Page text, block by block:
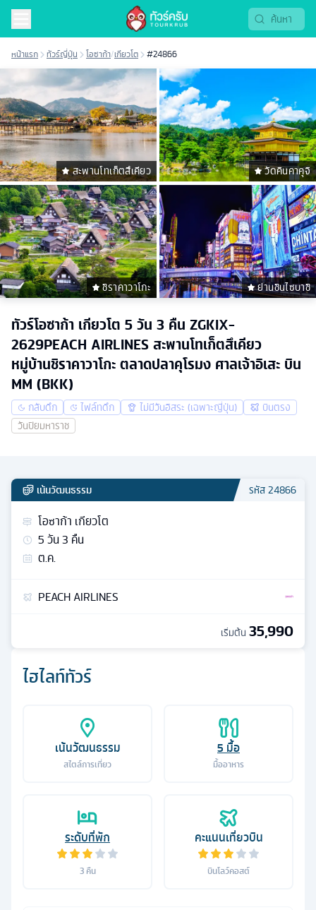
หน้าแรก ทัวร์ญี่ปุ่น โอซาก้า/เกียวโต #24866
สะพานโทเก็ตสึเคียว วัดคินคาคุจิ
ชิราคาวาโกะ ย่านชินไซบาชิ
ทัวร์โอซาก้า เกียวโต 5 วัน 3 คืน ZGKIX-
2629PEACH AIRLINES สะพานโทเก็ตสึเคียว
หมู่บ้านชิราคาวาโกะ ตลาดปลาคุโรมง ศาลเจ้าอิเสะ บิน
MM (BKK)
กลับดึก ไฟล์ทดึก ไม่มีวันอิสระ (เฉพาะญี่ปุ่น)
บินตรง
วันปิยมหาราช
ไฮไลท์ทัวร์
เน้นวัฒนธรรม
สไตล์การเที่ยว
5 มื้อ
มื้ออาหาร
ระดับที่พัก
3คืน
คะแนนเที่ยวบิน
บินโลว์คอสต์
เน้นวัฒนธรรม รหัส24866
โอซาก้า เกียวโต
5วัน3 คืน
ต.ค.
PEACH AIRLINES
เริ่มต้น 35,990